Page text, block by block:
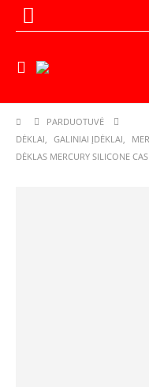
PARDUOTUVĖ
DĖKLAI, GALINIAI ĮDĖKLAI,
DĖKLAS MERCURY SILICONE